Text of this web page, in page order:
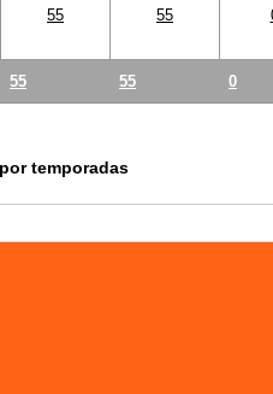
55 55
55 55 0
temporadas